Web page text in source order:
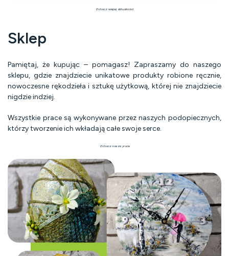
Zobacz więcej aktualności
Sklep
Pamiętaj, że kupując – pomagasz! Zapraszamy do naszego
sklepu, gdzie znajdziecie unikatowe produkty robione ręcznie,
nowoczesne rękodzieła i sztukę użytkową, której nie znajdziecie
nigdzie indziej.
Wszystkie prace są wykonywane przez naszych podopiecznych,
którzy tworzenie ich wkładają całe swoje serce.
Zobacz nasze prace